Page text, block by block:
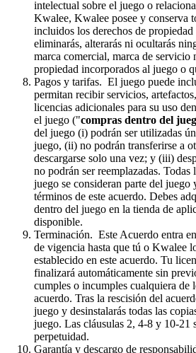
intelectual sobre el juego o
Kwalee, Kwalee posee y conserva
incluidos los derechos de
eliminarás, alterarás ni ocultarás
marca comercial, marca de servicio
propiedad incorporados al juego o
Pagos y tarifas. El juego puede
permitan recibir servicios,
licencias adicionales para su uso
el juego ("compras dentro del
del juego (i) podrán ser utilizadas
juego, (ii) no podrán transferirse a
descargarse solo una vez; y (iii)
no podrán ser reemplazadas. Todas
juego se consideran parte del juego
términos de este acuerdo. Debes
dentro del juego en la tienda de
disponible.
Terminación. Este Acuerdo entra
de vigencia hasta que tú o Kwalee
establecido en este acuerdo. Tu
finalizará automáticamente sin
cumples o incumples cualquiera de
acuerdo. Tras la rescisión del
juego y desinstalarás todas las
juego. Las cláusulas 2, 4-8 y 10-21
perpetuidad.
Garantía y descargo de